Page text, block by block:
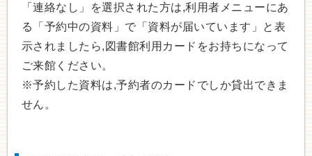
「連絡なし」を選択された方は,利用者メニューにあ
る「予約中の資料」で「資料が届いています」と表
示されましたら,図書館利用カードをお持ちになって
ご来館ください。
※予約した資料は,予約者のカードでしか貸出できま
せん。